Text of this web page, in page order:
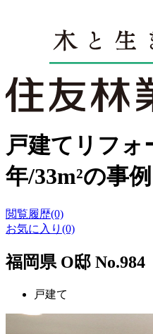
戸建てリフォ
年/33m²の事
閲覧履歴(0)
お気に入り(0)
福岡県 O邸 No.984
戸建て